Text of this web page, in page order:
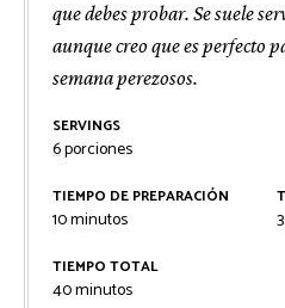
que debes probar. Se suele
aunque creo que es perfecto
semana perezosos.
SERVINGS
6porciones
TIEMPO DE PREPARACIÓN
10minutos
minutos
TIEMPO TOTAL
40minutos
minutos